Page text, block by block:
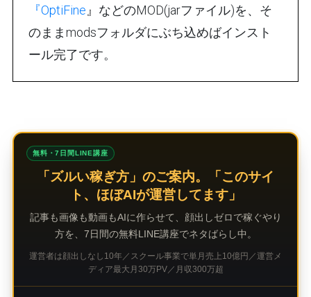
『OptiFine 』などのMOD(jarファイル)を、そ
のままmodsフォルダにぶち込めばインスト
ール完了です。
無料・7日間LINE講座
「ズルい稼ぎ方」のご案内。「このサイ
ト、ほぼAIが運営してます」
記事も画像も動画もAIに作らせて、顔出しゼロで稼ぐやり
方を、7日間の無料LINE講座でネタばらし中。
運営者は顔出しなし10年／スクール事業で単月売上10億円／運営メ
ディア最大月30万PV／月収300万超